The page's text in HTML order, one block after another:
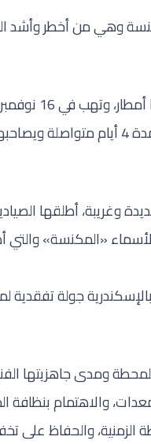
وهي من أخطر وأشد
ونوة المكنسة هي أول
اختلافها من عام إلى آخر بحسب التغيرات المناخية، وتستمر
وغريبة، أطلقها
«المكنسة»
جولة تفقدية
ومدى جاهزيتها
والاهتمام
الزمنية، والحفاظ